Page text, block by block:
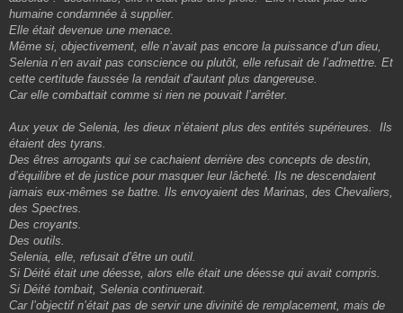
humaine condamnée à supplier.
Elle était devenue une menace.
Même si, objectivement, elle n’avait pas encore la puissance d’un dieu,
Selenia n’en avait pas conscience ou plutôt, elle refusait de l’admettre. Et
cette certitude faussée la rendait d’autant plus dangereuse.
Car elle combattait comme si rien ne pouvait l’arrêter.
Aux yeux de Selenia, les dieux n’étaient plus des entités supérieures. Ils
étaient des tyrans.
Des êtres arrogants qui se cachaient derrière des concepts de destin,
d’équilibre et de justice pour masquer leur lâcheté. Ils ne descendaient
jamais eux-mêmes se battre. Ils envoyaient des Marinas, des Chevaliers,
des Spectres.
Des croyants.
Des outils.
Selenia, elle, refusait d’être un outil.
Si Déité était une déesse, alors elle était une déesse qui avait compris.
Si Déité tombait, Selenia continuerait.
Car l’objectif n’était pas de servir une divinité de remplacement, mais de